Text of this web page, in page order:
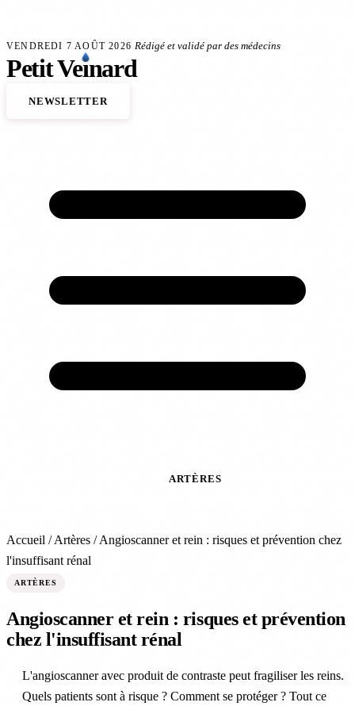
VENDREDI 7 AOÛT 2026 Rédigé et validé par des médecins
PetitVeınard
NEWSLETTER
ARTÈRES
Accueil / Artères / Angioscanner et rein : risques et prévention chez
l'insuffisant rénal
ARTÈRES
Angioscanner et rein : risques et prévention
chez l'insuffisant rénal
L'angioscanner avec produit de contraste peut fragiliser les reins.
Quels patients sont à risque ? Comment se protéger ? Tout ce